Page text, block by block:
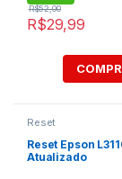
R$29,99
R$52,00
Reset
Reset Epson
Atualizado